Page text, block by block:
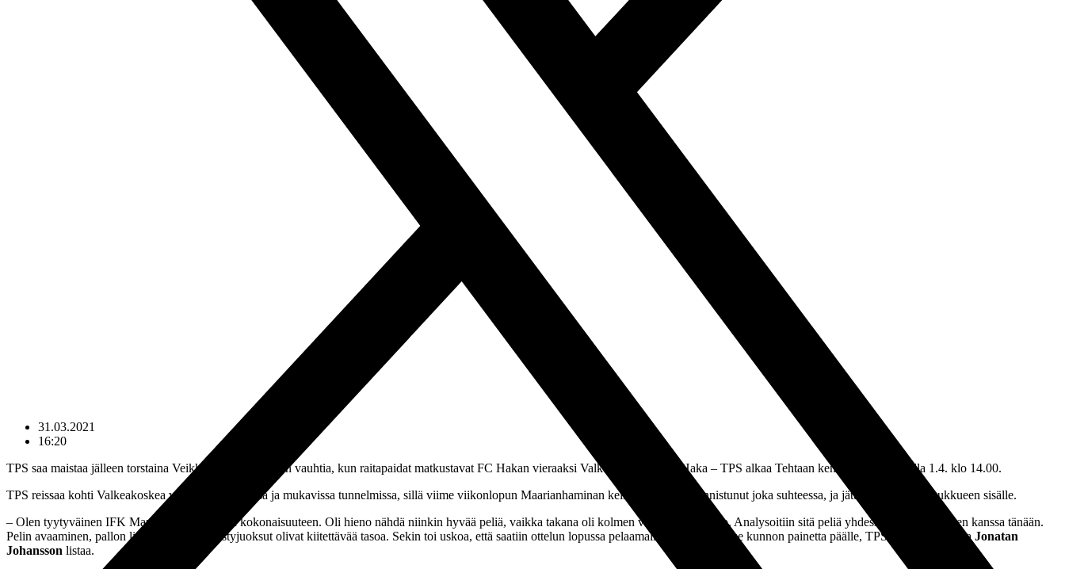
31.03.2021
16:20
TPS saa maistaa jälleen torstaina Veikkausliigajoukkueen vauhtia, kun raitapaidat matkustavat FC Hakan vieraaksi Valkeakoskelle. FC Haka – TPS alkaa Tehtaan kentän keinonurmella 1.4. klo 14.00.
TPS reissaa kohti Valkeakoskea varsin luottavaisissa ja mukavissa tunnelmissa, sillä viime viikonlopun Maarianhaminan keikka oli todella onnistunut joka suhteessa, ja jätti hyvän maun joukkueen sisälle.
– Olen tyytyväinen IFK Mariehmamn -ottelun kokonaisuuteen. Oli hieno nähdä niinkin hyvää peliä, vaikka takana oli kolmen viikon ottelutauko. Analysoitiin sitä peliä yhdessä koko joukkueen kanssa tänään.
Pelin avaaminen, pallon liikuttaminen ja pystyjuoksut olivat kiitettävää tasoa. Sekin toi uskoa, että saatiin ottelun lopussa pelaamalla omaa peliämme kunnon painetta päälle, TPS:n päävalmentaja Jonatan
Johansson listaa.